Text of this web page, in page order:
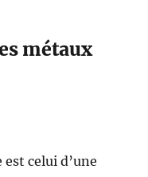
métaux
celui d’une